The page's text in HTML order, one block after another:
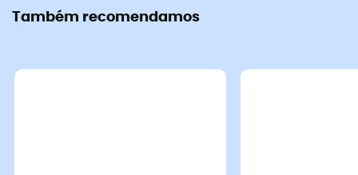
Também recomendamos